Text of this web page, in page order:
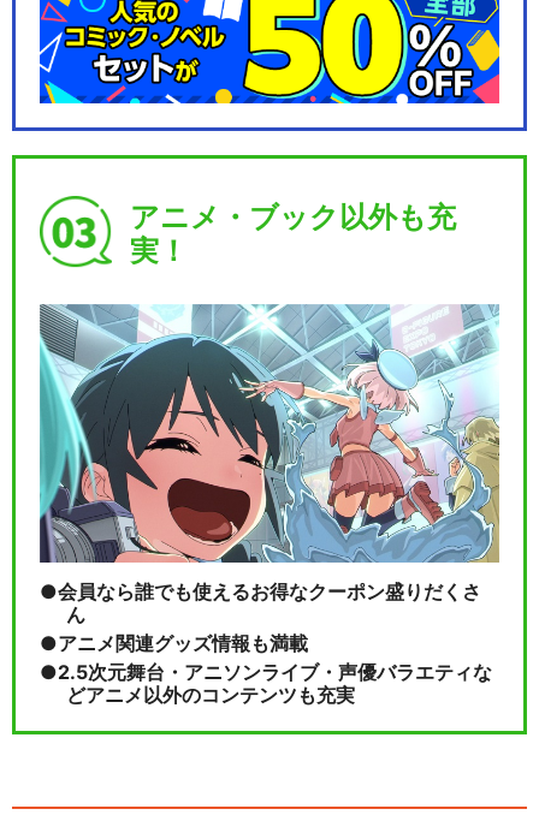
ラブライブ！サンシャイン!!
Aqours 2…
ラブライブ！サンシャイン!!
ラブライブ！サンシャイン!!
Aqours 4…
閉じる
アニメ・ブック以外も充
実！
会員なら誰でも使えるお得なクーポン盛りだくさ
ん
アニメ関連グッズ情報も満載
2.5次元舞台・アニソンライブ・声優バラエティな
どアニメ以外のコンテンツも充実